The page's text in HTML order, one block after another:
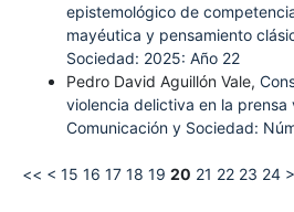
epistemológico de
mayéutica y pensamiento
Sociedad: 2025: Año 22
Pedro David Aguillón Vale,
violencia delictiva en la prensa
Comunicación y Sociedad:
<< < 15 16 17 18 19 20 21 22 23 24 >